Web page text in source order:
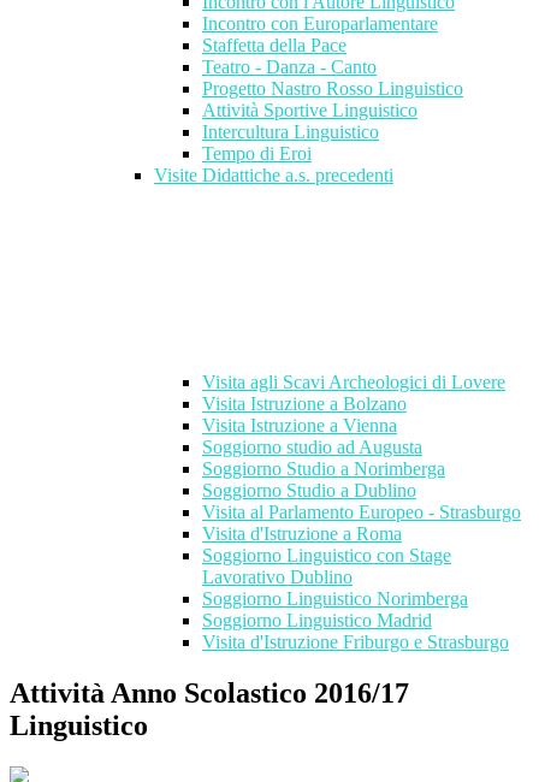
Incontro con Europarlamentare
Staffetta della Pace
Teatro - Danza - Canto
Progetto Nastro Rosso Linguistico
Attività Sportive Linguistico
Intercultura Linguistico
Tempo di Eroi
Visite Didattiche a.s. precedenti
Visita agli Scavi Archeologici di Lovere
Visita Istruzione a Bolzano
Visita Istruzione a Vienna
Soggiorno studio ad Augusta
Soggiorno Studio a Norimberga
Soggiorno Studio a Dublino
Visita al Parlamento Europeo - Strasburgo
Visita d'Istruzione a Roma
Soggiorno Linguistico con Stage
Lavorativo Dublino
Soggiorno Linguistico Norimberga
Soggiorno Linguistico Madrid
Visita d'Istruzione Friburgo e Strasburgo
Attività Anno Scolastico 2016/17
Linguistico